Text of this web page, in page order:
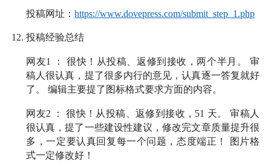
投稿网址：https://www.dovepress.com/submit_step_1.php
12.投稿经验总结
网友1 ：
很快！从投稿、返修到接收，两个半月。 审
稿人很认真，提了很多内行的意见，认真逐一答复就好
了。 编辑主要提了图标格式要求方面的内容。
网友2 ： 很快！从投稿、返修到接收， 51 天。 审稿人
很认真，提了一些建设性建议，修改完文章质量提升很
多，一定要认真回复每一个问题，态度端正！ 图片格
式一定修改好！